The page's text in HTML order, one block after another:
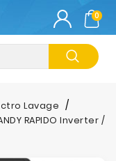
0
Lavage
RAPIDO Inverter /